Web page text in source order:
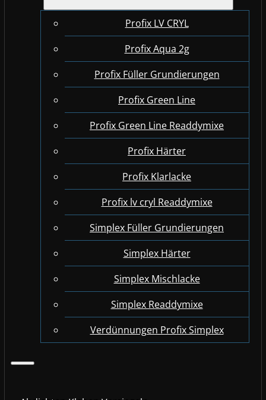
Profix LV CRYL
Profix Aqua 2g
Profix Füller Grundierungen
Profix Green Line
Profix Green Line Readdymixe
Profix Härter
Profix Klarlacke
Profix lv cryl Readdymixe
Simplex Füller Grundierungen
Simplex Härter
Simplex Mischlacke
Simplex Readdymixe
Verdünnungen Profix Simplex